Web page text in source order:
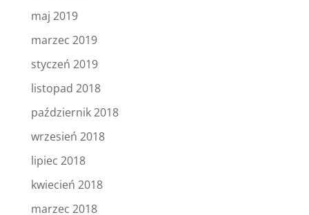
maj 2019
marzec 2019
styczeń 2019
listopad 2018
październik 2018
wrzesień 2018
lipiec 2018
kwiecień 2018
marzec 2018